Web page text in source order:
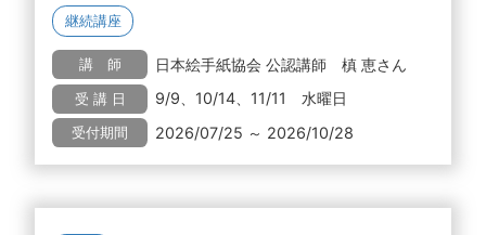
継続講座
講 師 日本絵手紙協会 公認講師 槙 恵さん
受 講 日 9/9、10/14、11/11 水曜日
受付期間 2026/07/25 ～ 2026/10/28